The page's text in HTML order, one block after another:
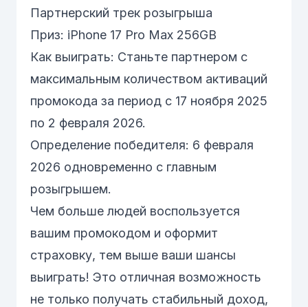
Партнерский трек розыгрыша
Приз: iPhone 17 Pro Max 256GB
Как выиграть: Станьте партнером с
максимальным количеством активаций
промокода за период с 17 ноября 2025
по 2 февраля 2026.
Определение победителя: 6 февраля
2026 одновременно с главным
розыгрышем.
Чем больше людей воспользуется
вашим промокодом и оформит
страховку, тем выше ваши шансы
выиграть! Это отличная возможность
не только получать стабильный доход,